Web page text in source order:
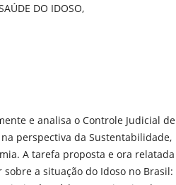
DO IDOSO,
e analisa o Controle Judicial de
perspectiva da Sustentabilidade,
A tarefa proposta e ora relatada
a situação do Idoso no Brasil: